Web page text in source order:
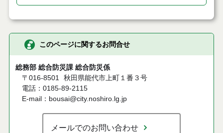
このページに関するお問合せ
総務部 総合防災課 総合防災係
〒016-8501
秋田県能代市上町１番３号
電話：0185-89-2115
E-mail：bousai@city.noshiro.lg.jp
メールでのお問い合わせ